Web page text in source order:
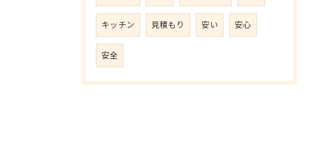
キッチン 見積もり 安い 安心
安全